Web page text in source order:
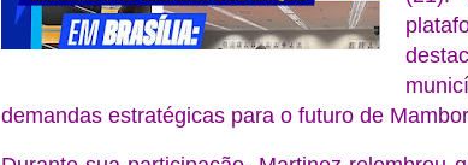
demandas estratégicas para o futuro de